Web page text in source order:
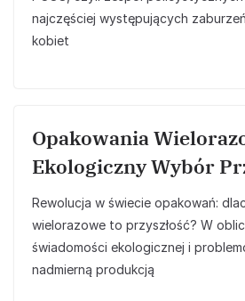
najczęściej występujących
kobiet
Opakowania
Ekologiczny Wybór
Rewolucja w świecie opakowań:
wielorazowe to przyszłość? W
świadomości ekologicznej i
nadmierną produkcją